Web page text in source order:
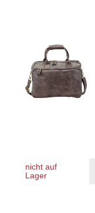
nicht auf
Lager